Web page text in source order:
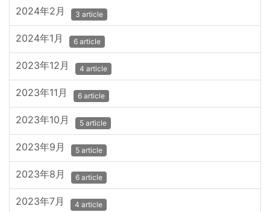
2024年2月 3 article
2024年1月 6 article
2023年12月 4 article
2023年11月 6 article
2023年10月 5 article
2023年9月 5 article
2023年8月 6 article
2023年7月 4 article